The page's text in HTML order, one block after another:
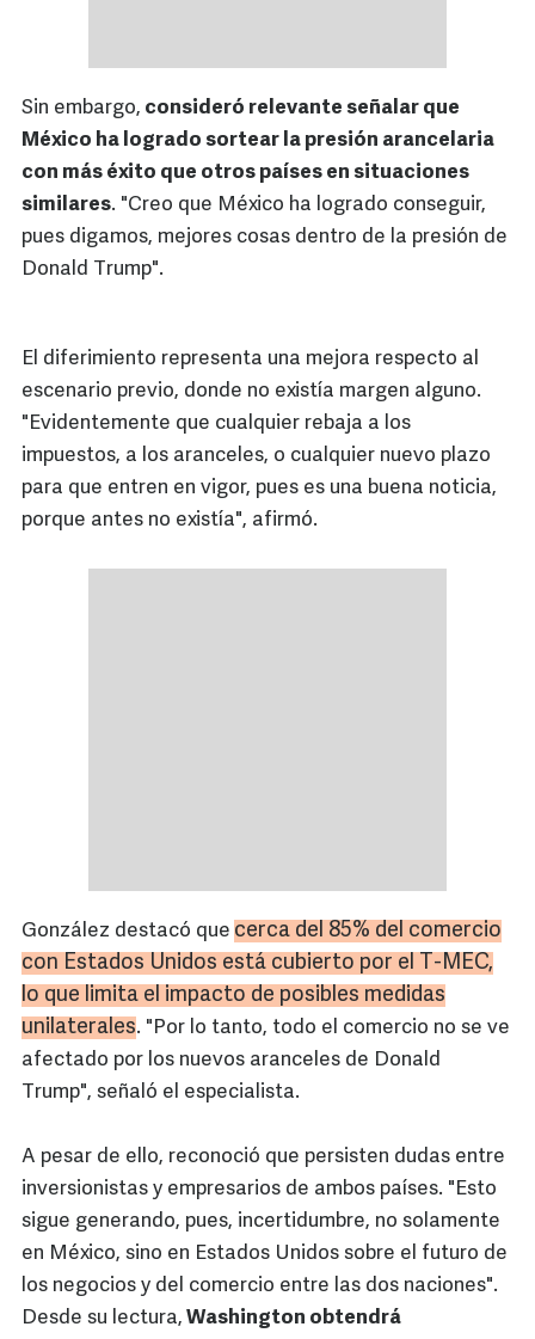
Sin embargo, consideró relevante señalar que
México ha logrado sortear la presión arancelaria
con más éxito que otros países en situaciones
similares. "Creo que México ha logrado conseguir,
pues digamos, mejores cosas dentro de la presión de
Donald Trump".
El diferimiento representa una mejora respecto al
escenario previo, donde no existía margen alguno.
"Evidentemente que cualquier rebaja a los
impuestos, a los aranceles, o cualquier nuevo plazo
para que entren en vigor, pues es una buena noticia,
porque antes no existía", afirmó.
González destacó que cerca del 85% del comercio
con Estados Unidos está cubierto por el T-MEC,
lo que limita el impacto de posibles medidas
unilaterales. "Por lo tanto, todo el comercio no se ve
afectado por los nuevos aranceles de Donald
Trump", señaló el especialista.
A pesar de ello, reconoció que persisten dudas entre
inversionistas y empresarios de ambos países. "Esto
sigue generando, pues, incertidumbre, no solamente
en México, sino en Estados Unidos sobre el futuro de
los negocios y del comercio entre las dos naciones".
Desde su lectura, Washington obtendrá